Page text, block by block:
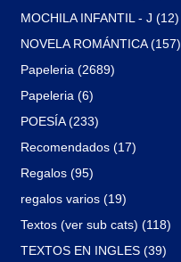
MOCHILA INFANTIL - J (12)
NOVELA ROMÁNTICA (157)
Papeleria (2689)
Papeleria (6)
POESÍA (233)
Recomendados (17)
Regalos (95)
regalos varios (19)
Textos (ver sub cats) (118)
TEXTOS EN INGLES (39)